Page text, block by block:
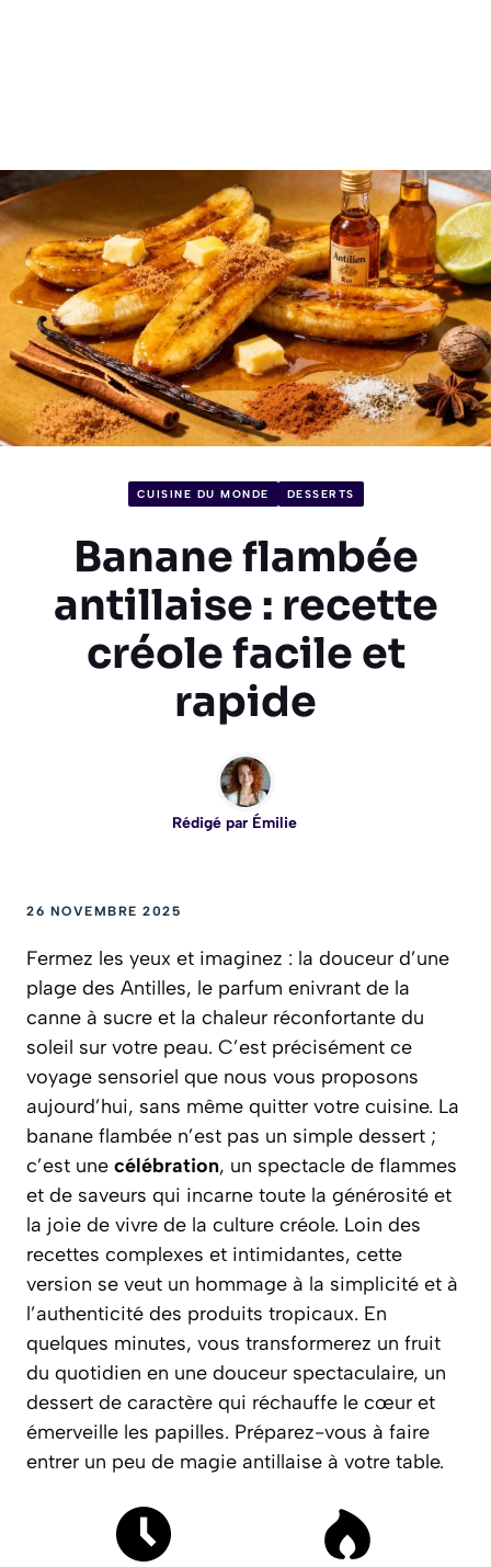
CUISINE DU MONDE DESSERTS
Banane flambée
antillaise : recette
créole facile et
rapide
Rédigé par Émilie
26 NOVEMBRE 2025
Fermez les yeux et imaginez : la douceur d’une
plage des Antilles, le parfum enivrant de la
canne à sucre et la chaleur réconfortante du
soleil sur votre peau. C’est précisément ce
voyage sensoriel que nous vous proposons
aujourd’hui, sans même quitter votre cuisine. La
banane flambée n’est pas un simple dessert ;
c’est une célébration, un spectacle de flammes
et de saveurs qui incarne toute la générosité et
la joie de vivre de la culture créole. Loin des
recettes complexes et intimidantes, cette
version se veut un hommage à la simplicité et à
l’authenticité des produits tropicaux. En
quelques minutes, vous transformerez un fruit
du quotidien en une douceur spectaculaire, un
dessert de caractère qui réchauffe le cœur et
émerveille les papilles. Préparez-vous à faire
entrer un peu de magie antillaise à votre table.